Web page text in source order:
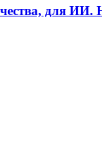
для ИИ.